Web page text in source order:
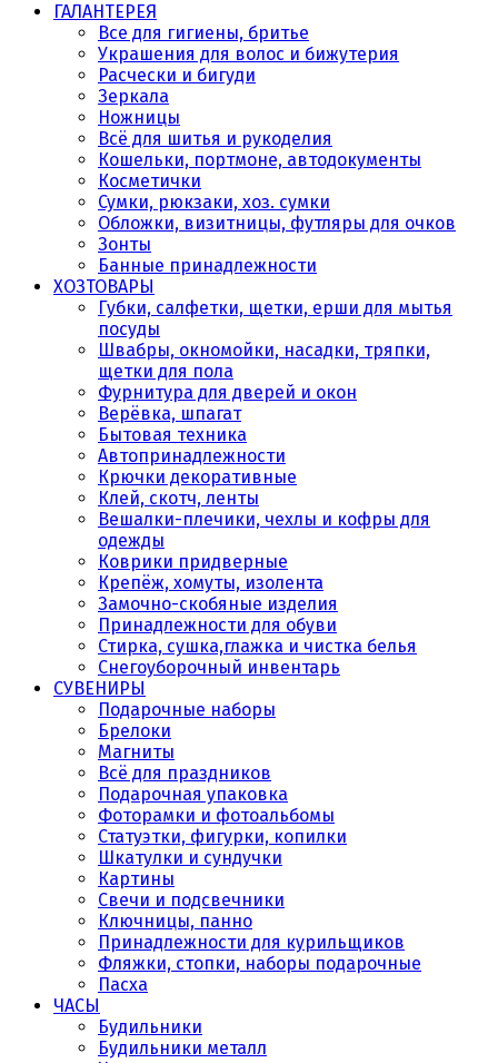
ГАЛАНТЕРЕЯ
Все для гигиены, бритье
Украшения для волос и бижутерия
Расчески и бигуди
Зеркала
Ножницы
Всё для шитья и рукоделия
Кошельки, портмоне, автодокументы
Косметички
Сумки, рюкзаки, хоз. сумки
Обложки, визитницы, футляры для очков
Зонты
Банные принадлежности
ХОЗТОВАРЫ
Губки, салфетки, щетки, ерши для мытья
посуды
Швабры, окномойки, насадки, тряпки,
щетки для пола
Фурнитура для дверей и окон
Верёвка, шпагат
Бытовая техника
Автопринадлежности
Крючки декоративные
Клей, скотч, ленты
Вешалки-плечики, чехлы и кофры для
одежды
Коврики придверные
Крепёж, хомуты, изолента
Замочно-скобяные изделия
Принадлежности для обуви
Стирка, сушка,глажка и чистка белья
Снегоуборочный инвентарь
СУВЕНИРЫ
Подарочные наборы
Брелоки
Магниты
Всё для праздников
Подарочная упаковка
Фоторамки и фотоальбомы
Статуэтки, фигурки, копилки
Шкатулки и сундучки
Картины
Свечи и подсвечники
Ключницы, панно
Принадлежности для курильщиков
Фляжки, стопки, наборы подарочные
Пасха
ЧАСЫ
Будильники
Будильники металл